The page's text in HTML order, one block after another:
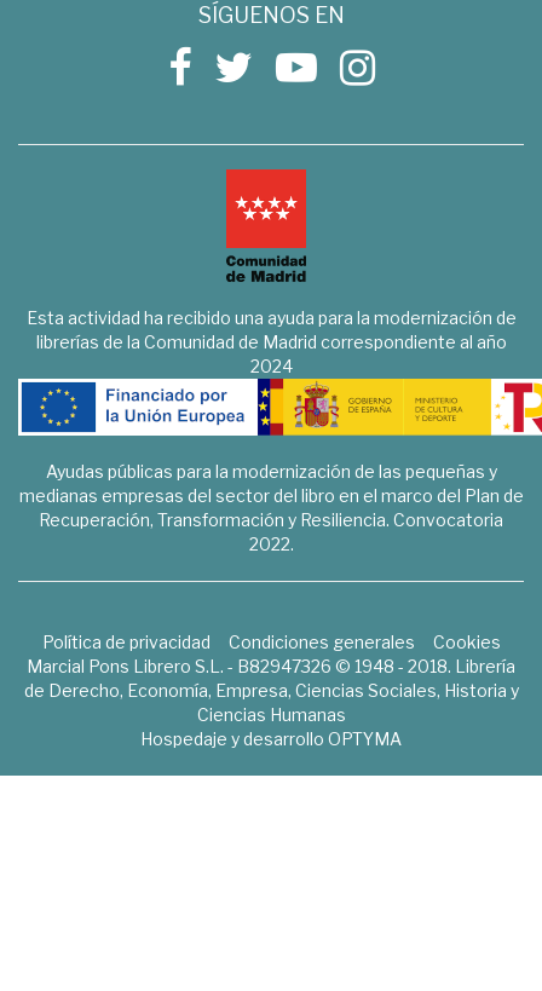
SÍGUENOS EN
Esta actividad ha recibido una ayuda para la modernización de
librerías de la Comunidad de Madrid correspondiente al año
2024
Ayudas públicas para la modernización de las pequeñas y
medianas empresas del sector del libro en el marco del Plan de
Recuperación, Transformación y Resiliencia. Convocatoria
2022.
Política de privacidad Condiciones generales
Cookies
Marcial Pons Librero S.L. - B82947326 © 1948 - 2018. Librería
de Derecho, Economía, Empresa, Ciencias Sociales, Historia y
Ciencias Humanas
Hospedaje y desarrollo OPTYMA